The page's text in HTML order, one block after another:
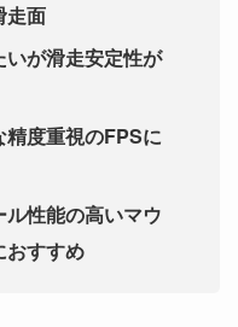
走面
が滑走安定性が
度重視のFPSに
性能の高いマウ
おすすめ